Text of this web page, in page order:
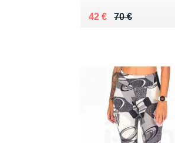
70 €
Au lieu de 70 €
42 €
Vendu 42 €